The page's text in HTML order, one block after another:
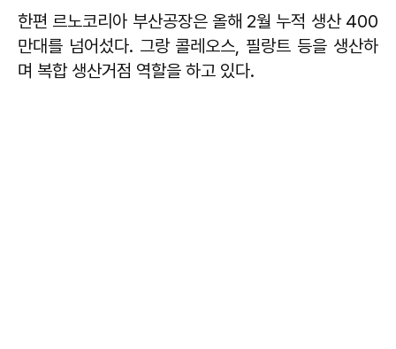
한편 르노코리아 부산공장은 올해 2월 누적 생산 400
만대를 넘어섰다. 그랑 콜레오스, 필랑트 등을 생산하
며 복합 생산거점 역할을 하고 있다.